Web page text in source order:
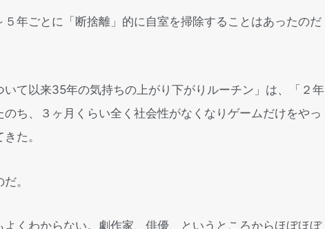
年ごとに「断捨離」的に自室を掃除することはあったのだ
て以来35年の気持ちの上がり下がりルーチン」は、「２年
ち、３ヶ月くらい全く社会性がなくなりゲームだけをやっ
た。
。
くわからない。劇作家、俳優、というところからほぼほぼ